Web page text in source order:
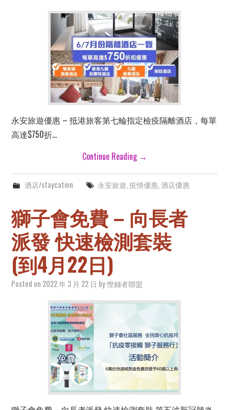
永安旅遊優惠 – 抵港旅客第七輪指定檢疫隔離酒店，每單
高達$750折…
Continue Reading →
酒店/staycation 永安旅遊 疫情優惠, 酒店優惠
獅子會免費 – 向長者
派發 快速檢測套裝
(到4月22日)
Posted on 2022 年 3 月 22 日 by慳錢者聯盟